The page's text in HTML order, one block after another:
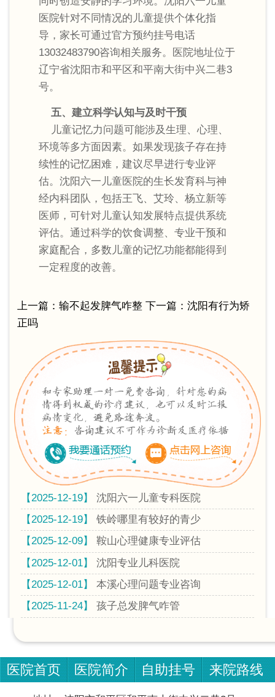
医院针对不同情况的儿童提供个体化指
导，家长可通过官方预约挂号电话
13032483790咨询相关服务。医院地址位于
辽宁省沈阳市和平区和平南大街中兴二巷3
号。
五、建立科学认知与及时干预
儿童记忆力问题可能涉及生理、心理、
环境等多方面因素。如果发现孩子存在持
续性的记忆困难，建议尽早进行专业评
估。沈阳六一儿童医院的生长发育科与神
经内科团队，包括王飞、艾玲、杨立新等
医师，可针对儿童认知发展特点提供系统
评估。通过科学的饮食调整、专业干预和
家庭配合，多数儿童的记忆功能都能得到
一定程度的改善。
上一篇： 输不起发脾气咋整 下一篇： 沈阳有行为矫
正吗
【2025-12-19】
沈阳六一儿童专科医院
【2025-12-19】
铁岭哪里有较好的青少
【2025-12-09】
鞍山心理健康专业评估
【2025-12-01】
沈阳专业儿科医院
【2025-12-01】
本溪心理问题专业咨询
【2025-11-24】
孩子总发脾气咋管
医院首页 医院简介 自助挂号 来院路线